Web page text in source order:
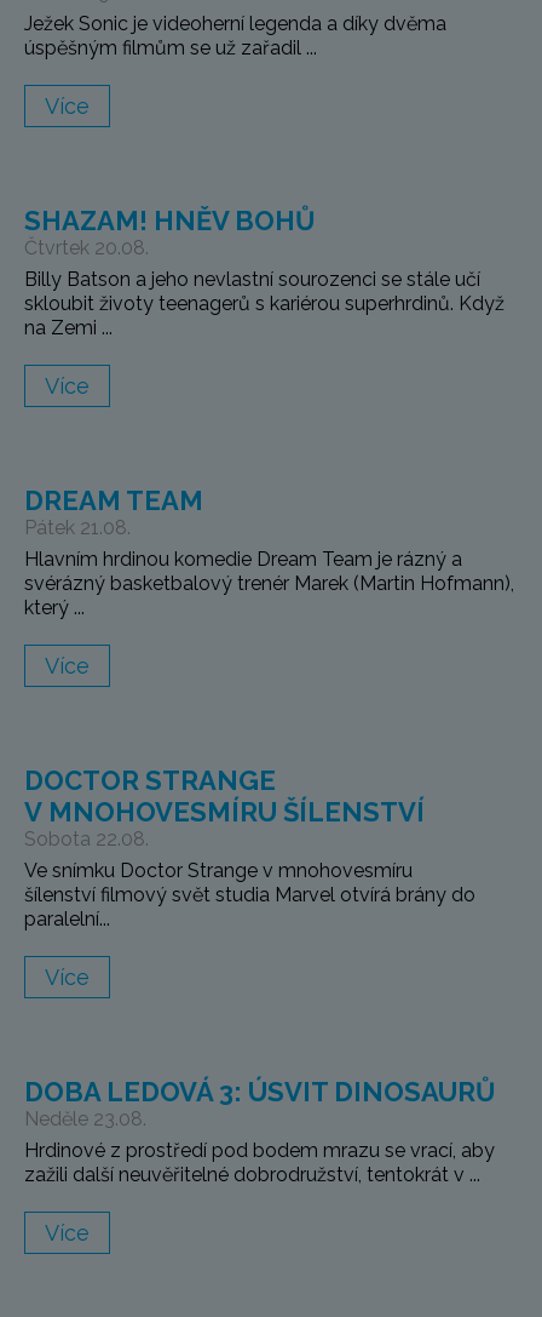
Ježek Sonic je videoherní legenda a díky dvěma
úspěšným filmům se už zařadil ...
Více
SHAZAM! HNĚV BOHŮ
Čtvrtek 20.08.
Billy Batson a jeho nevlastní sourozenci se stále učí
skloubit životy teenagerů s kariérou superhrdinů. Když
na Zemi ...
Více
DREAM TEAM
Pátek 21.08.
Hlavním hrdinou komedie Dream Team je rázný a
svérázný basketbalový trenér Marek (Martin Hofmann),
který ...
Více
DOCTOR STRANGE
V MNOHOVESMÍRU ŠÍLENSTVÍ
Sobota 22.08.
Ve snímku Doctor Strange v mnohovesmíru
šílenství filmový svět studia Marvel otvírá brány do
paralelní...
Více
DOBA LEDOVÁ 3: ÚSVIT DINOSAURŮ
Neděle 23.08.
Hrdinové z prostředí pod bodem mrazu se vrací, aby
zažili další neuvěřitelné dobrodružství, tentokrát v ...
Více